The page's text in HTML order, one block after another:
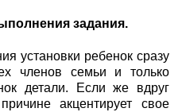
задания.
установки ребенок сразу
членов семьи и только
детали. Если же вдруг
акцентирует свое